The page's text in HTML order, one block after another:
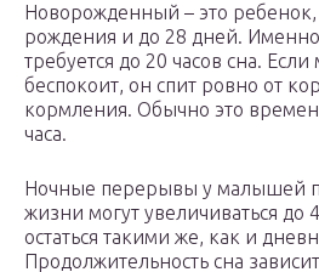
Новорожденный – это ребенок,
рождения и до 28 дней.
требуется до 20 часов сна.
беспокоит, он спит ровно от
кормления. Обычно это
часа.
Ночные перерывы у малышей
жизни могут увеличиваться до
остаться такими же, как и
Продолжительность сна